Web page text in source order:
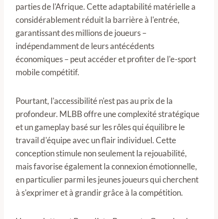
parties de l'Afrique. Cette adaptabilité matérielle a
considérablement réduit la barrière à l'entrée,
garantissant des millions de joueurs –
indépendamment de leurs antécédents
économiques – peut accéder et profiter de l'e-sport
mobile compétitif.
Pourtant, l'accessibilité n'est pas au prix de la
profondeur. MLBB offre une complexité stratégique
et un gameplay basé sur les rôles qui équilibre le
travail d'équipe avec un flair individuel. Cette
conception stimule non seulement la rejouabilité,
mais favorise également la connexion émotionnelle,
en particulier parmi les jeunes joueurs qui cherchent
à s'exprimer et à grandir grâce à la compétition.